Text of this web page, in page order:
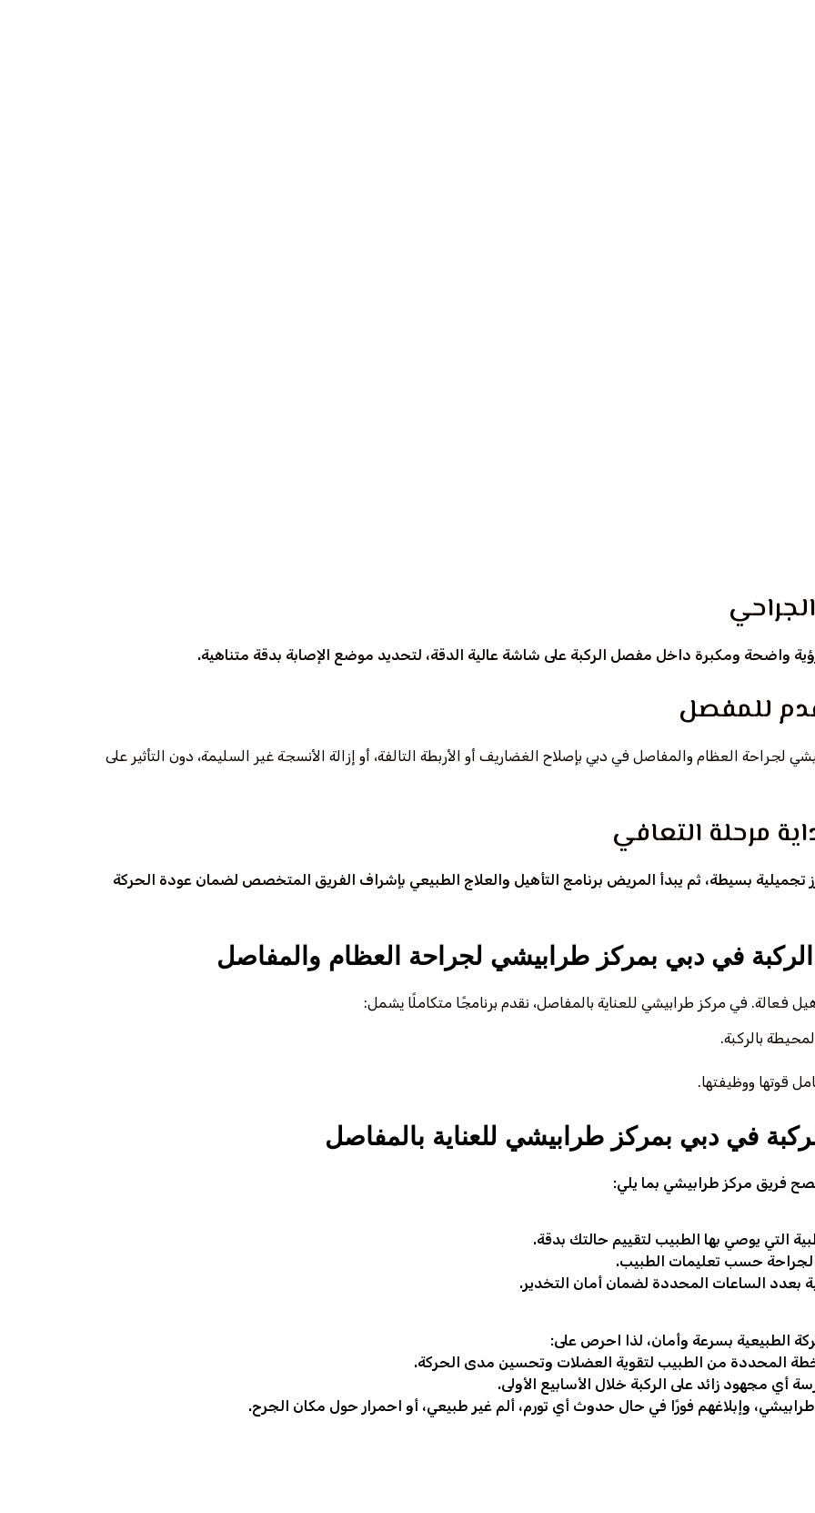
واضحة ومكبرة داخل مفصل الركبة على شاشة عالية الدقة، لتحديد موضع الإصابة بدقة متناهية.
للمفصل
لجراحة العظام والمفاصل في دبي بإصلاح الغضاريف أو الأربطة التالفة، أو إزالة الأنسجة غير السليمة، دون التأثير على
مرحلة التعافي
تجميلية بسيطة، ثم يبدأ المريض برنامج التأهيل والعلاج الطبيعي بإشراف الفريق المتخصص لضمان عودة الحركة
الركبة في دبي بمركز طرابيشي لجراحة العظام والمفاصل
فعالة. في مركز طرابيشي للعناية بالمفاصل، نقدم برنامجًا متكاملًا يشمل:
بالركبة.
قوتها ووظيفتها.
في دبي بمركز طرابيشي للعناية بالمفاصل
فريق مركز طرابيشي بما يلي:
التي يوصي بها الطبيب لتقييم حالتك بدقة.
حسب تعليمات الطبيب.
بعدد الساعات المحددة لضمان أمان التخدير.
الطبيعية بسرعة وأمان، لذا احرص على:
المحددة من الطبيب لتقوية العضلات وتحسين مدى الحركة.
أي مجهود زائد على الركبة خلال الأسابيع الأولى.
وإبلاغهم فورًا في حال حدوث أي تورم، ألم غير طبيعي، أو احمرار حول مكان الجرح.